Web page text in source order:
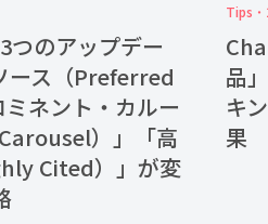
つのアップデー
ース（Preferred
ネント・カルー
）」「高
Cited）」が変
Tips
品
キ
果